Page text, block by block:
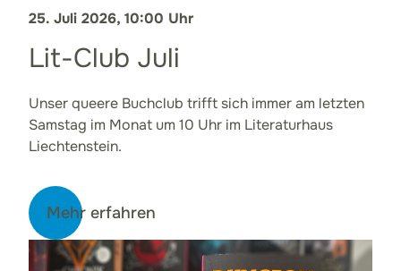
25. Juli 2026, 10:00 Uhr
Lit-Club Juli
Unser queere Buchclub trifft sich immer am letzten
Samstag im Monat um 10 Uhr im Literaturhaus
Liechtenstein.
Mehr erfahren